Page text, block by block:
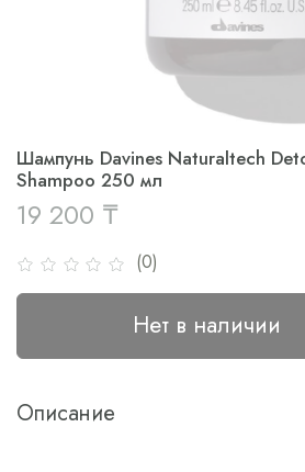
(0)
Шампунь Davines Naturaltech
Shampoo 250 мл
19 200 ₸
Нет в наличии
Описание